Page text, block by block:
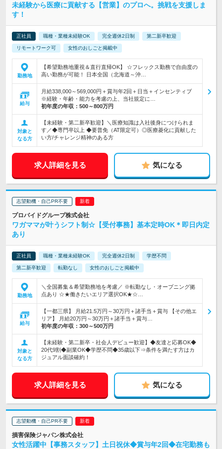
未経験から医療に貢献する【営業】のプロへ。挑戦を支援しま
す！
正社員 職種・業種未経験OK 完全週休2日制 第二新卒歓迎
リモートワーク可 女性のおしごと掲載中
勤務地
【希望勤務地重視＆直行直帰OK】 ☆フレックス勤務で自由度の
高い勤務が可能！ 日本全国（北海道～沖…
給与
月給338,000～569,000円＋賞与年2回＋日当＋インセンティブ
※経験・年齢・能力を考慮の上、当社規定に…
初年度の年収： 500～800万円
対象と
なる方
【未経験・第二新卒歓迎】＼医療知識は入社後身につけられま
す／◆専門卒以上 ◆要普免（AT限定可）◎医療菱化に貢献した
い方/チャレンジ精神のある方
求人詳細を見る 気になる
志望動機・自己PR不要
プロバイドグループ株式会社
ワガママが叶うシフト制☆【受付事務】基本定時OK＊即日内定
あり
正社員 職種・業種未経験OK 完全週休2日制 学歴不問
第二新卒歓迎 転勤なし 女性のおしごと掲載中
勤務地
＼全国募集＆希望勤務地を考慮／ ※転勤なし・オープニング拠
点あり ☆★働きたいエリア選択OK★☆…
給与
【一都三県】 月給21.5万円～30万円＋諸手当＋賞与 【その他エ
リア】 月給20万円～30万円＋諸手当＋賞与…
初年度の年収： 300～500万円
対象と
なる方
【未経験・第二新卒・社会人デビュー歓迎】◆友達と応募OK◆
20代9割◆副業OK◆学歴不問◆35歳以下⇒条件を満たす方はカ
ジュアル面談確約！
求人詳細を見る 気になる
志望動機・自己PR不要
損害保険ジャパン株式会社
女性活躍中【事務スタッフ】土日祝休◆賞与年2回◆在宅勤務も